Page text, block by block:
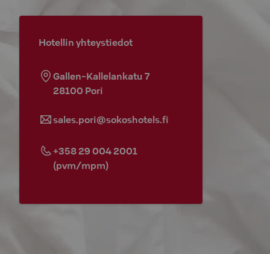
Hotellin yhteystiedot
Gallen-Kallelankatu 7
28100 Pori
sales.pori@sokoshotels.fi
+358 29 004 2001
(pvm/mpm)